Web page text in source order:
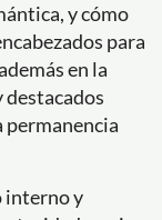
y cómo
para
en la
destacados
permanencia
interno y